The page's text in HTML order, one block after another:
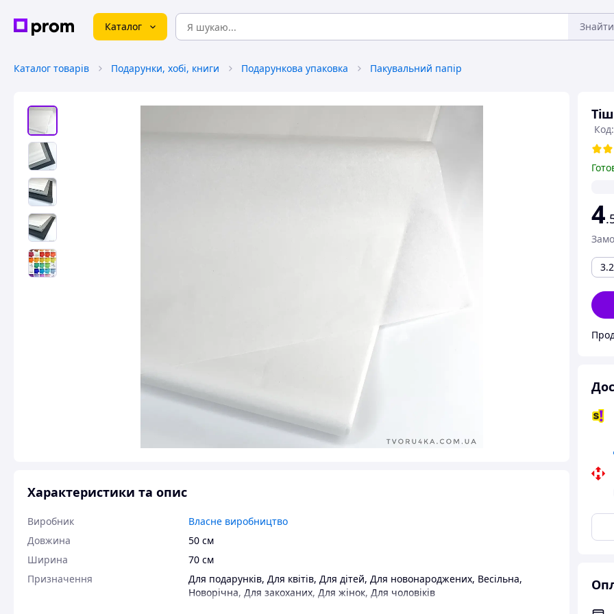
Каталог Знайти
Каталог товарів Подарунки, хобі, книги Подарункова упаковка Пакувальний папір
4
Характеристики та опис
Виробник
Власне виробництво
Довжина
50 см
Ширина
70 см
Призначення
Для подарунків, Для квітів, Для дітей, Для новонароджених, Весільна,
Новорічна, Для закоханих, Для жінок, Для чоловіків